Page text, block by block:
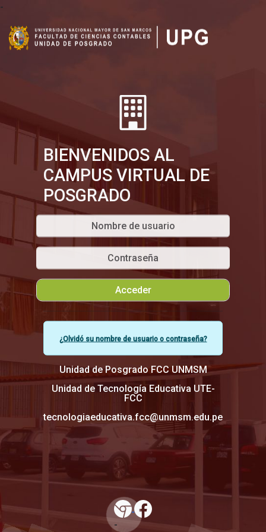
-
BIENVENIDOS AL
CAMPUS VIRTUAL DE
POSGRADO
Acceder
¿Olvidó su nombre de usuario o contraseña?
Unidad de Posgrado FCC UNMSM
Unidad de Tecnología Educativa UTE-
FCC
tecnologiaeducativa.fcc@unmsm.edu.pe
-